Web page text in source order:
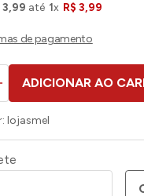
3,99 até 1x R$ 3,99
ADICIONAR AO
lojasmel